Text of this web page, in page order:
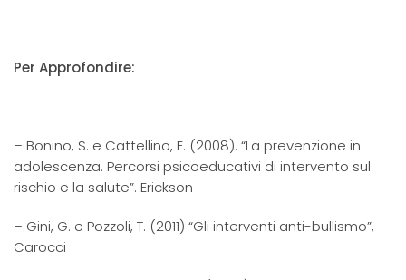
Per Approfondire:
– Bonino, S. e Cattellino, E. (2008). “La prevenzione in
adolescenza. Percorsi psicoeducativi di intervento sul
rischio e la salute”. Erickson
– Gini, G. e Pozzoli, T. (2011) “Gli interventi anti-bullismo”,
Carocci